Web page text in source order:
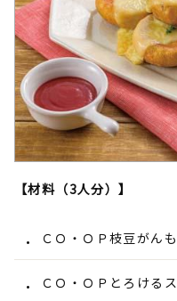
【材料（3人分）】
ＣＯ・ＯＰ枝豆がん
ＣＯ・ＯＰとろけ